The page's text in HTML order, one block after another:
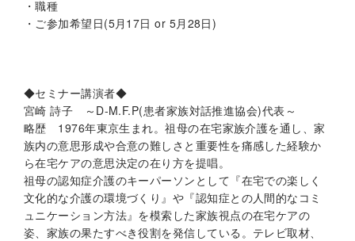
・職種
・ご参加希望日(5月17日 or 5月28日)
◆セミナー講演者◆
宮崎 詩子 ～D-M.F.P(患者家族対話推進協会)代表～
略歴 1976年東京生まれ。祖母の在宅家族介護を通し、家
族内の意思形成や合意の難しさと重要性を痛感した経験か
ら在宅ケアの意思決定の在り方を提唱。
祖母の認知症介護のキーパーソンとして『在宅での楽しく
文化的な介護の環境づくり』や『認知症との人間的なコミ
ュニケーション方法』を模索した家族視点の在宅ケアの
姿、家族の果たすべき役割を発信している。テレビ取材、